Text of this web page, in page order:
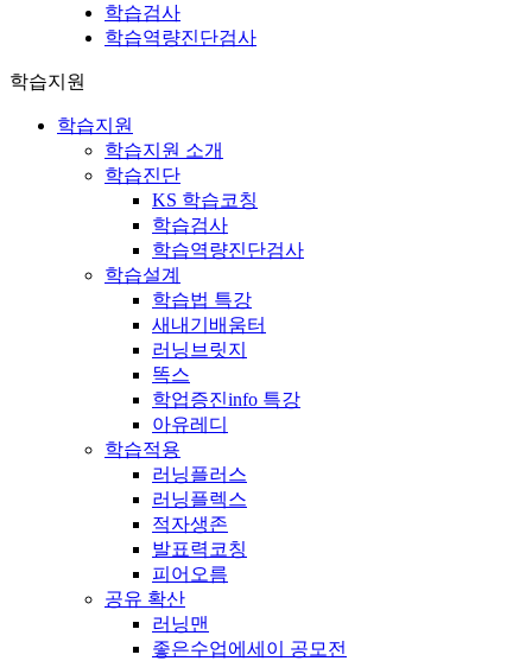
학습검사
학습역량진단검사
학습지원
학습지원
학습지원 소개
학습진단
KS 학습코칭
학습검사
학습역량진단검사
학습설계
학습법 특강
새내기배움터
러닝브릿지
똑스
학업증진info 특강
아유레디
학습적용
러닝플러스
러닝플렉스
적자생존
발표력코칭
피어오름
공유 확산
러닝맨
좋은수업에세이 공모전